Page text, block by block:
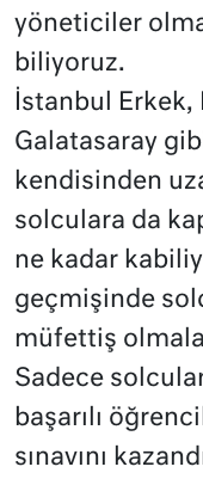
yöneticiler
biliyoruz.
İstanbul Erkek,
Galatasaray
kendisinden
solculara da
ne kadar
geçmişinde
müfettiş
Sadece solcular
başarılı
sınavını